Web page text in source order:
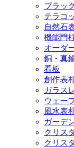
ブラッ
テラコ
自然石
機能門
オーダ
銅・真
看板
創作表
ガラス
ウェー
風水表
ガーデ
クリス
クリス